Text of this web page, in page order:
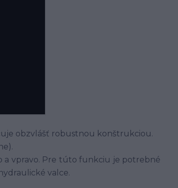
obzvlášť robustnou konštrukciou.
a vpravo. Pre túto funkciu je potrebné
valce.